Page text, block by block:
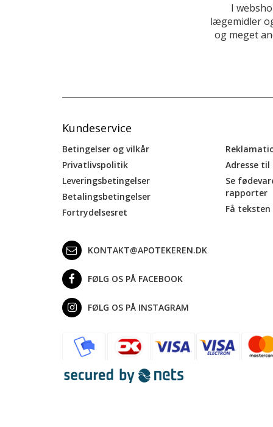
I
lægemidler
og meget
Kundeservice
Betingelser og vilkår
Privatlivspolitik
Leveringsbetingelser
Betalingsbetingelser
Fortrydelsesret
Adresse
Se
rapporter
Få
KONTAKT@APOTEKEREN.DK
FØLG OS PÅ FACEBOOK
FØLG OS PÅ INSTAGRAM